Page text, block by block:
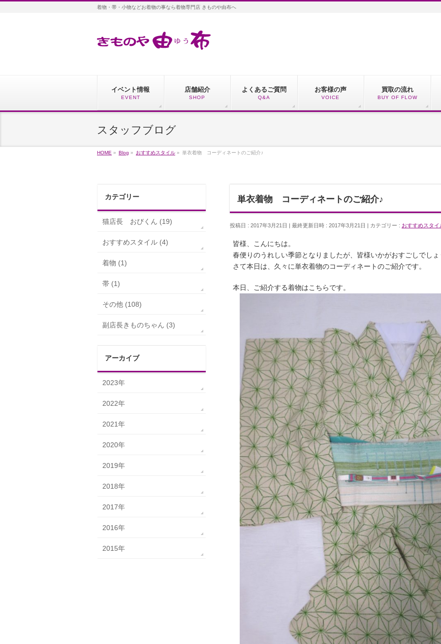
着物・帯・小物などお着物の事なら着物専門店 きものや由布へ
イベント情報
EVENT
店舗紹介
SHOP
よくあるご質問
Q&A
お客様の声
VOICE
買取の流れ
BUY OF FLOW
スタッフブログ
HOME » Blog » おすすめスタイル » 単衣着物 コーディネートのご紹介♪
単衣着物 コーディネートのご紹介♪
投稿日 : 2017年3月21日 最終更新日時 : 2017年3月21日 カテゴリー : おすすめスタイ
皆様、こんにちは。
春便りのうれしい季節となりましたが、皆様いかがおすごしでし
さて本日は、久々に単衣着物のコーディネートのご紹介です。
本日、ご紹介する着物はこちらです。
カテゴリー
猫店長 おびくん (19)
おすすめスタイル (4)
着物 (1)
帯 (1)
その他 (108)
副店長きものちゃん (3)
アーカイブ
2023年
2022年
2021年
2020年
2019年
2018年
2017年
2016年
2015年